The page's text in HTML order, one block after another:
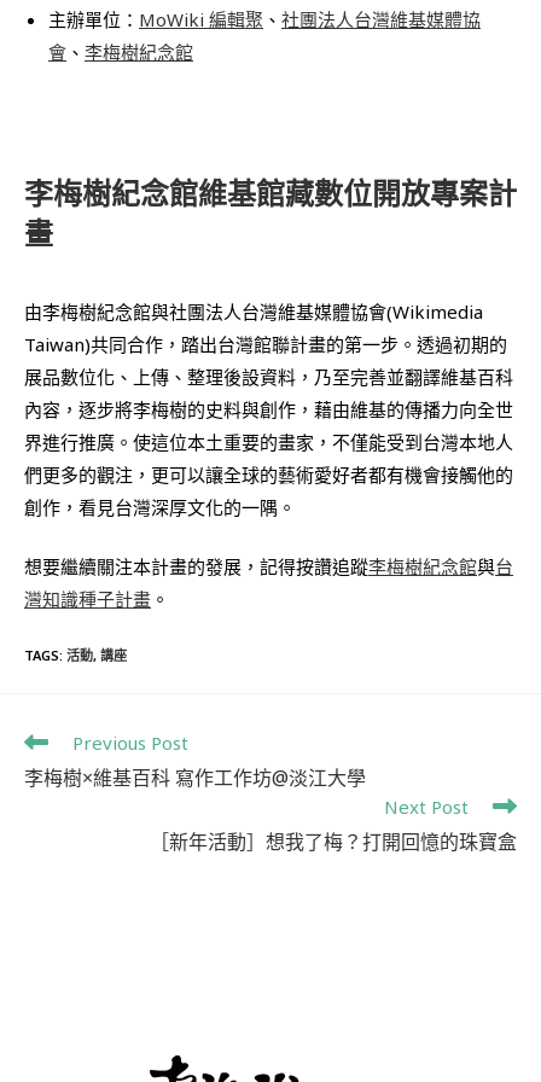
主辦單位： MoWiki 編輯聚 、 社團法人台灣維基媒體協
會 、 李梅樹紀念館
李梅樹紀念館維基館藏數位開放專案計
畫
由李梅樹紀念館與社團法人台灣維基媒體協會(Wikimedia
Taiwan)共同合作，踏出台灣館聯計畫的第一步。透過初期的
展品數位化、上傳、整理後設資料，乃至完善並翻譯維基百科
內容，逐步將李梅樹的史料與創作，藉由維基的傳播力向全世
界進行推廣。使這位本土重要的畫家，不僅能受到台灣本地人
們更多的觀注，更可以讓全球的藝術愛好者都有機會接觸他的
創作，看見台灣深厚文化的一隅。
想要繼續關注本計畫的發展，記得按讚追蹤李梅樹紀念館與台
灣知識種子計畫 。
TAGS: 活動, 講座
Previous Post
李梅樹×維基百科 寫作工作坊@淡江大學
Next Post
［新年活動］想我了梅？打開回憶的珠寶盒